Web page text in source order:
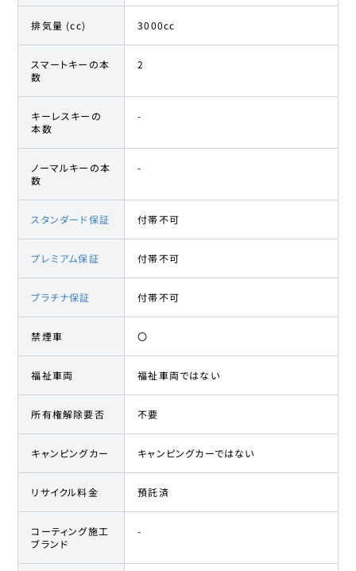
排気量 (cc) 3000cc
スマートキーの本
数
2
キーレスキーの
本数
-
ノーマルキーの本
数
-
スタンダード保証 付帯不可
プレミアム保証 付帯不可
プラチナ保証 付帯不可
禁煙車 〇
福祉車両 福祉車両ではない
所有権解除要否 不要
キャンピングカー キャンピングカーではない
リサイクル料金 預託済
コーティング施工
ブランド
-